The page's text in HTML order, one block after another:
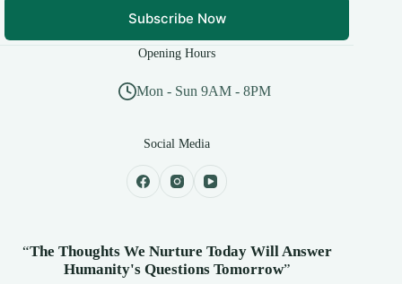
Subscribe Now
Opening Hours
Mon - Sun 9AM - 8PM
Social Media
“The Thoughts We Nurture Today Will Answer
Humanity's Questions Tomorrow”